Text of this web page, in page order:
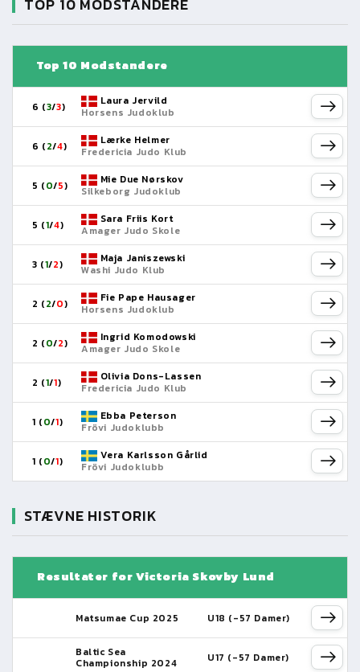
TOP 10 MODSTANDERE
Top 10 Modstandere
6 (3/3)
Laura Jervild
Horsens Judoklub
6 (2/4)
Lærke Helmer
Fredericia Judo Klub
5 (0/5)
Mie Due Nørskov
Silkeborg Judoklub
5 (1/4)
Sara Friis Kort
Amager Judo Skole
3 (1/2)
Maja Janiszewski
Washi Judo Klub
2 (2/0)
Fie Pape Hausager
Horsens Judoklub
2 (0/2)
Ingrid Komodowski
Amager Judo Skole
2 (1/1)
Olivia Dons-Lassen
Fredericia Judo Klub
1 (0/1)
Ebba Peterson
Frövi Judoklubb
1 (0/1)
Vera Karlsson Gårlid
Frövi Judoklubb
STÆVNE HISTORIK
Resultater for Victoria Skovby Lund
Matsumae Cup 2025 U18 (-57 Damer)
Baltic Sea
Championship 2024 U17 (-57 Damer)